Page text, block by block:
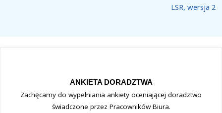
LSR, wersja 2
ANKIETA DORADZTWA
Zachęcamy do wypełniania ankiety oceniającej doradztwo
świadczone przez Pracowników Biura.